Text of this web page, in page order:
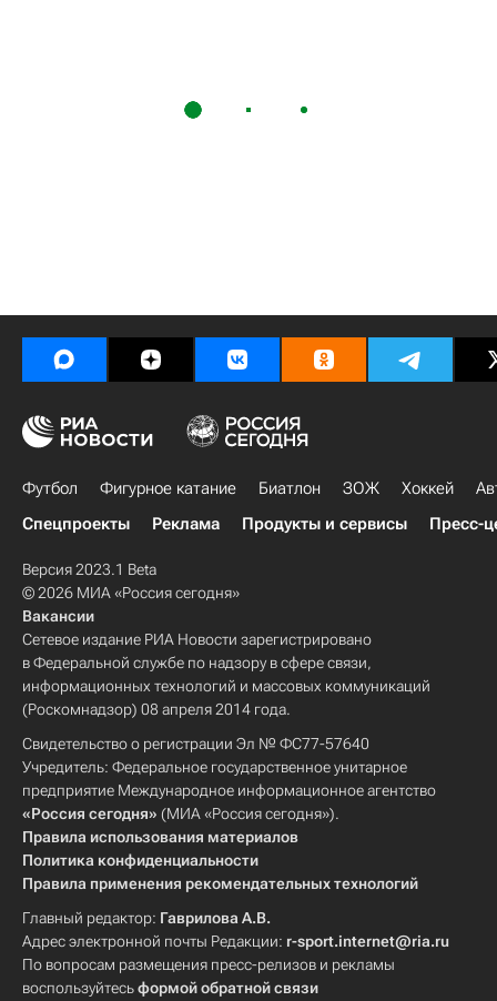
Футбол Фигурное катание Биатлон ЗОЖ Хоккей
Спецпроекты
Реклама Продукты и сервисы Пресс-
Версия 2023.1 Beta
© 2026 МИА «Россия сегодня»
Вакансии
Сетевое издание РИА Новости зарегистрировано
в Федеральной службе по надзору в сфере связи,
информационных технологий и массовых коммуникаций
(Роскомнадзор) 08 апреля 2014 года.
Свидетельство о регистрации Эл № ФС77-57640
Учредитель: Федеральное государственное унитарное
предприятие Международное информационное агентство
«Россия сегодня» (МИА «Россия сегодня»).
Правила использования материалов
Политика конфиденциальности
Правила применения рекомендательных технологий
Главный редактор: Гаврилова А.В.
Адрес электронной почты Редакции: r-sport.internet@ria.ru
По вопросам размещения пресс-релизов и рекламы
воспользуйтесьформой обратной связи